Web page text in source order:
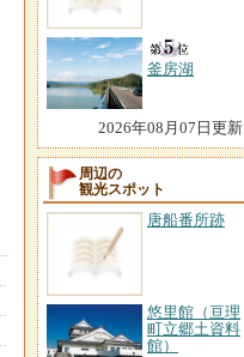
釜房湖
2026年08月07日更新
周辺の
観光スポット
唐船番所跡
悠里館（亘理
町立郷土資料
館）